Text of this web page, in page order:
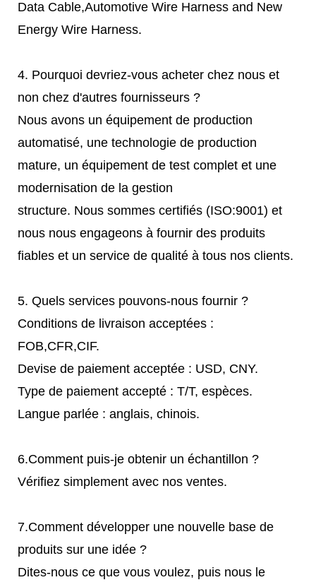
Data Cable,Automotive Wire Harness and New
Energy Wire Harness.
4. Pourquoi devriez-vous acheter chez nous et
non chez d'autres fournisseurs ?
Nous avons un équipement de production
automatisé, une technologie de production
mature, un équipement de test complet et une
modernisation de la gestion
structure. Nous sommes certifiés (ISO:9001) et
nous nous engageons à fournir des produits
fiables et un service de qualité à tous nos clients.
5. Quels services pouvons-nous fournir ?
Conditions de livraison acceptées :
FOB,CFR,CIF.
Devise de paiement acceptée : USD, CNY.
Type de paiement accepté : T/T, espèces.
Langue parlée : anglais, chinois.
6.Comment puis-je obtenir un échantillon ?
Vérifiez simplement avec nos ventes.
7.Comment développer une nouvelle base de
produits sur une idée ?
Dites-nous ce que vous voulez, puis nous le